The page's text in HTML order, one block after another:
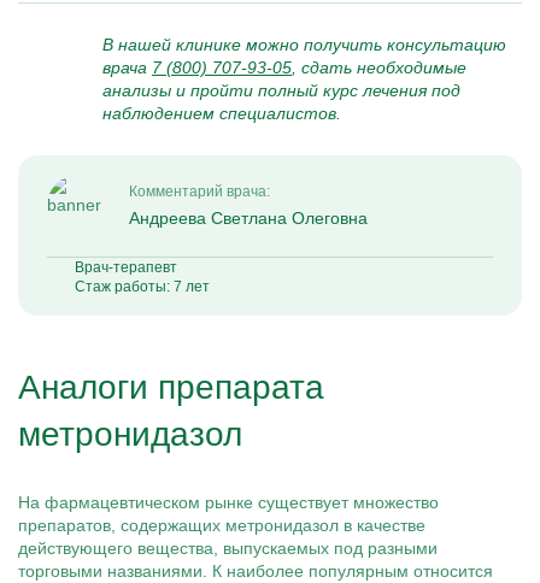
В нашей клинике можно получить консультацию
врача 7 (800) 707-93-05 , сдать необходимые
анализы и пройти полный курс лечения под
наблюдением специалистов.
Комментарий врача:
Андреева Светлана Олеговна
Врач-терапевт
Стаж работы: 7 лет
Аналоги препарата
метронидазол
На фармацевтическом рынке существует множество
препаратов, содержащих метронидазол в качестве
действующего вещества, выпускаемых под разными
торговыми названиями. К наиболее популярным относится